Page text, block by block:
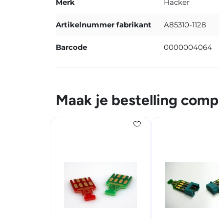
Merk Hacker
Artikelnummer fabrikant A85310-1128
Barcode 0000004064
Maak je bestelling